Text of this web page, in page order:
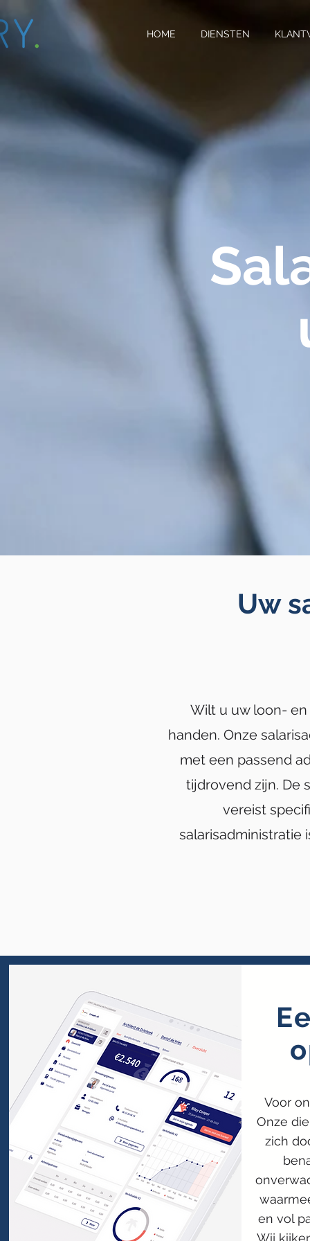
HOME DIENSTEN
Uw
Wilt u uw loon- en
handen. Onze
met een passend
tijdrovend zijn. De
vereist
salarisadministratie
Voor
Onze
zich
en vol
Wij